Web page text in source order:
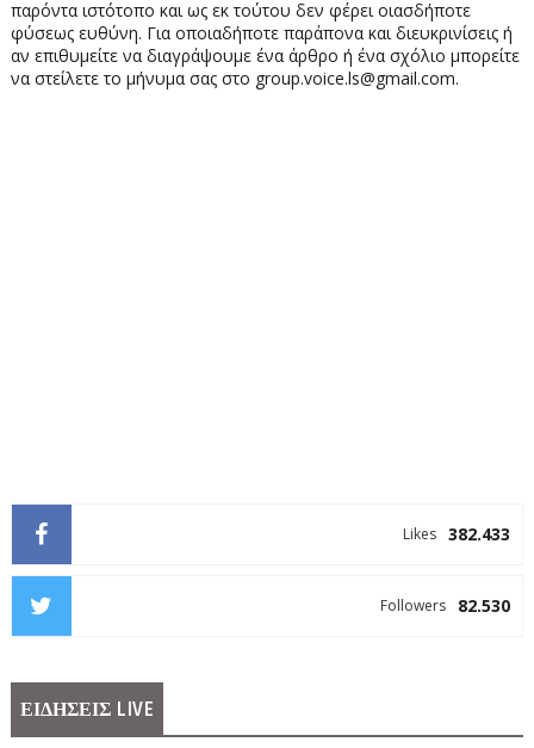
παρόντα ιστότοπο και ως εκ τούτου δεν φέρει οιασδήποτε
φύσεως ευθύνη. Για οποιαδήποτε παράπονα και διευκρινίσεις ή
αν επιθυμείτε να διαγράψουμε ένα άρθρο ή ένα σχόλιο μπορείτε
να στείλετε το μήνυμα σας στο group.voice.ls@gmail.com.
382.433
Likes
82.530
Followers
ΕΙΔΗΣΕΙΣ LIVE